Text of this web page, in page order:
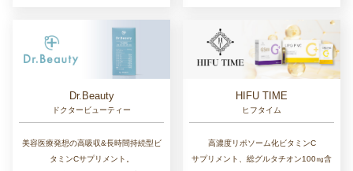
Dr.Beauty
ドクタービューティー
美容医療発想の高吸収&長時間持続型ビ
タミンCサプリメント。
HIFU TIME
ヒフタイム
高濃度リポソーム化ビタミンC
サプリメント、総グルタチオン100㎎含